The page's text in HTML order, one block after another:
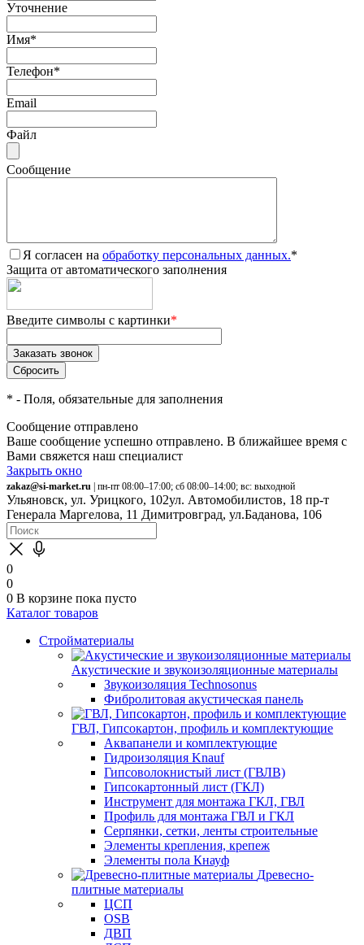
Уточнение
Имя*
Телефон*
Email
Файл
Сообщение
Я согласен на обработку персональных данных.*
Защита от автоматического заполнения
Введите символы с картинки*
* - Поля, обязательные для заполнения
Сообщение отправлено
Ваше сообщение успешно отправлено. В ближайшее время с
Вами свяжется наш специалист
Закрыть окно
zakaz@si-market.ru | пн-пт 08:00–17:00; сб 08:00–14:00; вс: выходной
Ульяновск, ул. Урицкого, 102ул. Автомобилистов, 18 пр-т
Генерала Маргелова, 11 Димитровград, ул.Баданова, 106
0
0
0 В корзине пока пусто
Каталог товаров
Стройматериалы
Акустические и звукоизоляционные материалы
Звукоизоляция Technosonus
Фибролитовая акустическая панель
ГВЛ, Гипсокартон, профиль и комплектующие
Аквапанели и комплектующие
Гидроизоляция Knauf
Гипсоволокнистый лист (ГВЛВ)
Гипсокартонный лист (ГКЛ)
Инструмент для монтажа ГКЛ, ГВЛ
Профиль для монтажа ГВЛ и ГКЛ
Серпянки, сетки, ленты строительные
Элементы крепления, крепеж
Элементы пола Кнауф
Древесно-
плитные материалы
ЦСП
OSB
ДВП